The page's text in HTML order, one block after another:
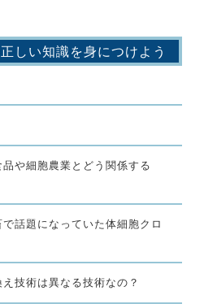
しい知識を身につけよう
や細胞農業とどう関係する
話題になっていた体細胞クロ
技術は異なる技術なの？